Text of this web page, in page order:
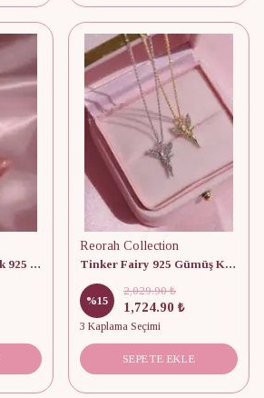
Belle Pink Rose Yüzük 925 Gümüş
Reorah Collection
Tinker Fairy 925 Gümüş Kolye
%15
2,029.90 ₺
1,724.90 ₺
3 Kaplama Seçimi
SEPETE EKLE